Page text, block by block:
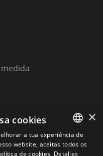
GROUP COMPANY
SPANISH
×
cookies
a tua experiência de
website, aceitas todos os
de cookies. Detalles